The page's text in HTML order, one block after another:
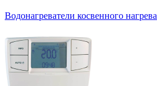
Водонагреватели косвенного нагрева